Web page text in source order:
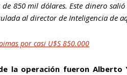
850 mil dólares. Este dinero
al director de Inteligencia de
por casi U$S 850.000
la operación fueron Alberto